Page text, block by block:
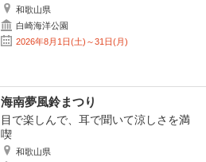
和歌山県
白崎海洋公園
2026年8月1日(土)～31日(月)
海南夢風鈴まつり
目で楽しんで、耳で聞いて涼しさを満
喫
和歌山県